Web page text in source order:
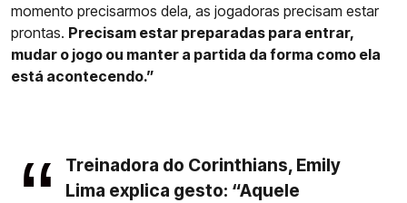
momento precisarmos dela, as jogadoras precisam estar
prontas. Precisam estar preparadas para entrar,
mudar o jogo ou manter a partida da forma como ela
está acontecendo.”
Treinadora do Corinthians, Emily
Lima explica gesto: “Aquele